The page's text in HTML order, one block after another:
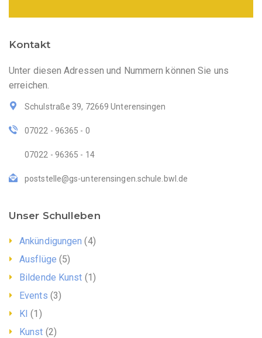
Kontakt
Unter diesen Adressen und Nummern können Sie uns
erreichen.
Schulstraße 39, 72669 Unterensingen
07022 - 96365 - 0
07022 - 96365 - 14
poststelle@gs-unterensingen.schule.bwl.de
Unser Schulleben
Ankündigungen (4)
Ausflüge (5)
Bildende Kunst (1)
Events (3)
KI (1)
Kunst (2)